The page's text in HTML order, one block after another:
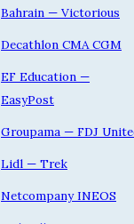
Bahrain — Victorious
Decathlon CMA CGM
EF Education —
EasyPost
Groupama — FDJ
Lidl — Trek
Netcompany INEOS